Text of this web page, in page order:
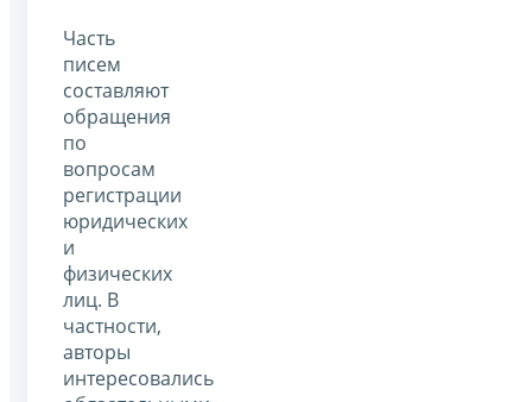
Часть
писем
составляют
обращения
по
вопросам
регистрации
юридических
и
физических
лиц. В
частности,
авторы
интересовались